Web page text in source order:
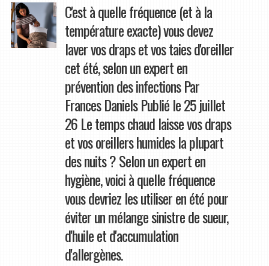
C'est à quelle fréquence (et à la
température exacte) vous devez
laver vos draps et vos taies d'oreiller
cet été, selon un expert en
prévention des infections Par
Frances Daniels Publié le 25 juillet
26 Le temps chaud laisse vos draps
et vos oreillers humides la plupart
des nuits ? Selon un expert en
hygiène, voici à quelle fréquence
vous devriez les utiliser en été pour
éviter un mélange sinistre de sueur,
d'huile et d'accumulation
d'allergènes.